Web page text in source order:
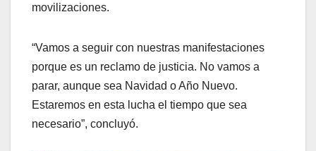
movilizaciones.
“Vamos a seguir con nuestras manifestaciones
porque es un reclamo de justicia. No vamos a
parar, aunque sea Navidad o Año Nuevo.
Estaremos en esta lucha el tiempo que sea
necesario”, concluyó.